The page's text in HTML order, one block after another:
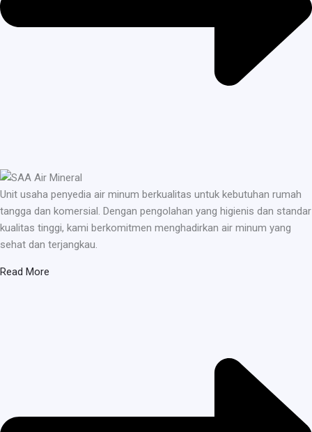
Unit usaha penyedia air minum berkualitas untuk kebutuhan rumah
tangga dan komersial. Dengan pengolahan yang higienis dan standar
kualitas tinggi, kami berkomitmen menghadirkan air minum yang
sehat dan terjangkau.
Read More